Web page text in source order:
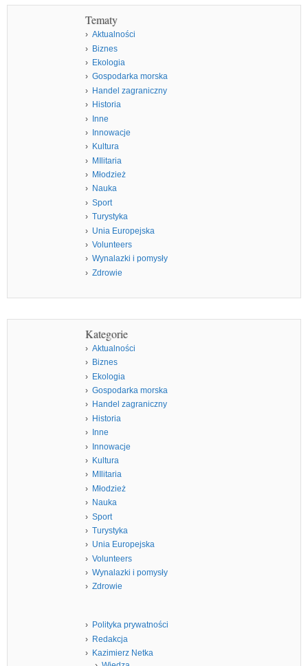
Tematy
Aktualności
Biznes
Ekologia
Gospodarka morska
Handel zagraniczny
Historia
Inne
Innowacje
Kultura
MIlitaria
Młodzież
Nauka
Sport
Turystyka
Unia Europejska
Volunteers
Wynalazki i pomysły
Zdrowie
Kategorie
Aktualności
Biznes
Ekologia
Gospodarka morska
Handel zagraniczny
Historia
Inne
Innowacje
Kultura
MIlitaria
Młodzież
Nauka
Sport
Turystyka
Unia Europejska
Volunteers
Wynalazki i pomysły
Zdrowie
Polityka prywatności
Redakcja
Kazimierz Netka